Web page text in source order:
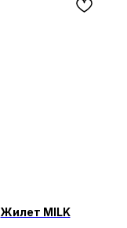
Жилет MILK